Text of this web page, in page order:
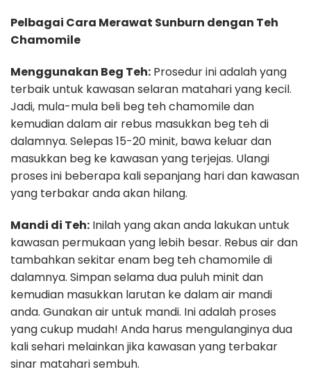
Pelbagai Cara Merawat Sunburn dengan Teh
Chamomile
Menggunakan Beg Teh: Prosedur ini adalah yang
terbaik untuk kawasan selaran matahari yang kecil.
Jadi, mula-mula beli beg teh chamomile dan
kemudian dalam air rebus masukkan beg teh di
dalamnya. Selepas 15-20 minit, bawa keluar dan
masukkan beg ke kawasan yang terjejas. Ulangi
proses ini beberapa kali sepanjang hari dan kawasan
yang terbakar anda akan hilang.
Mandi di Teh: Inilah yang akan anda lakukan untuk
kawasan permukaan yang lebih besar. Rebus air dan
tambahkan sekitar enam beg teh chamomile di
dalamnya. Simpan selama dua puluh minit dan
kemudian masukkan larutan ke dalam air mandi
anda. Gunakan air untuk mandi. Ini adalah proses
yang cukup mudah! Anda harus mengulanginya dua
kali sehari melainkan jika kawasan yang terbakar
sinar matahari sembuh.